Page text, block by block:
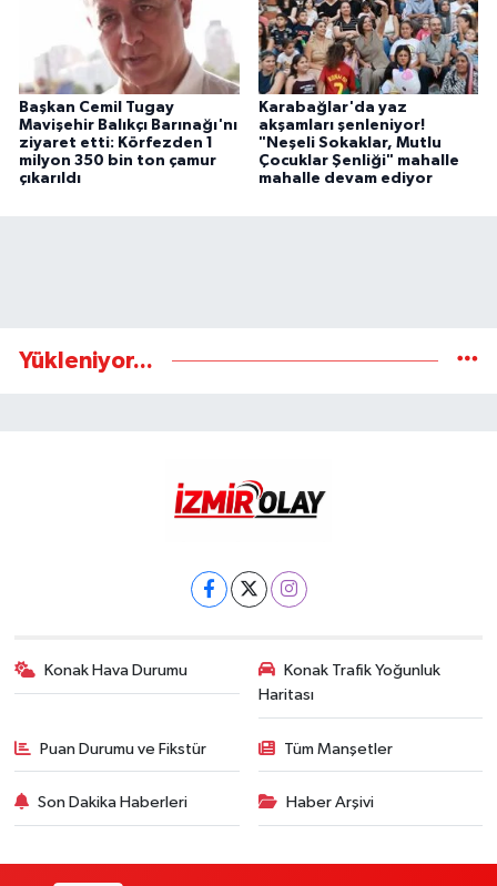
Başkan Cemil Tugay
Mavişehir Balıkçı Barınağı'nı
ziyaret etti: Körfezden 1
milyon 350 bin ton çamur
çıkarıldı
Karabağlar'da yaz
akşamları şenleniyor!
"Neşeli Sokaklar, Mutlu
Çocuklar Şenliği" mahalle
mahalle devam ediyor
Yükleniyor...
Konak Hava Durumu
Konak Trafik Yoğunluk
Haritası
Puan Durumu ve Fikstür Tüm Manşetler
Son Dakika Haberleri Haber Arşivi